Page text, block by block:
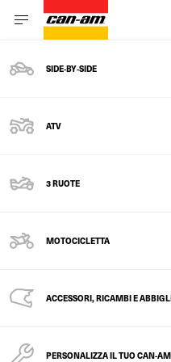
SIDE‑BY‑SIDE
ATV
3 RUOTE
MOTOCICLETTA
ACCESSORI, RICAMBI E
PERSONALIZZA IL TUO CAN-AM
I CABLAGGI
PARAFANGHI
POTREBBERO
ALLENTATI -
PERDITA DI